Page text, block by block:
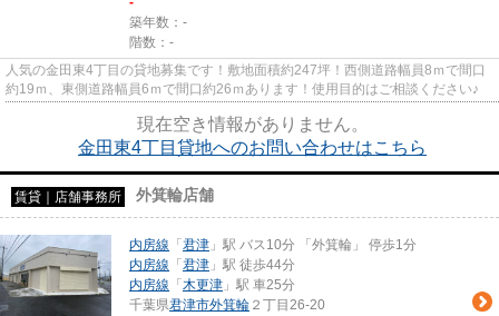
築年数：-
階数：-
人気の金田東4丁目の貸地募集です！敷地面積約247坪！西側道路幅員8ｍで間口
約19ｍ、東側道路幅員6ｍで間口約26ｍあります！使用目的はご相談ください♪
現在空き情報がありません。
金田東4丁目貸地へのお問い合わせはこちら
賃貸｜店舗事務所 外箕輪店舗
内房線 「 君津 」駅 バス10分 「外箕輪」 停歩1分
内房線 「 君津 」駅 徒歩44分
内房線 「 木更津 」駅 車25分
千葉県君津市外箕輪 ２丁目26-20